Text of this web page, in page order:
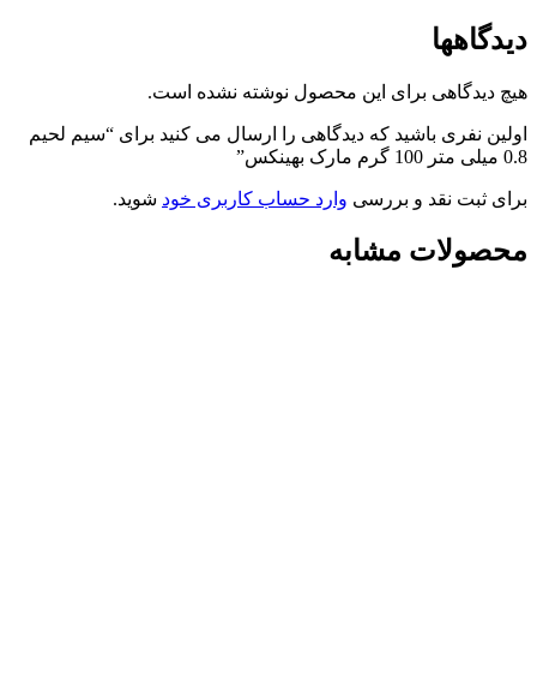
دیدگاهها
هیچ دیدگاهی برای این محصول نوشته نشده است.
اولین نفری باشید که دیدگاهی را ارسال می کنید برای “سیم لحیم
0.8 میلی متر 100 گرم مارک بهینکس”
برای ثبت نقد و بررسی وارد حساب کاربری خود شوید.
محصولات مشابه